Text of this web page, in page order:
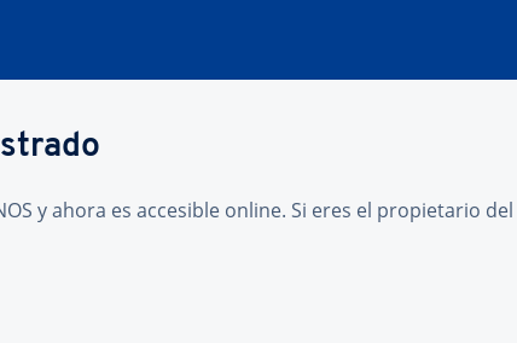
y ahora es accesible online. Si eres el propietario